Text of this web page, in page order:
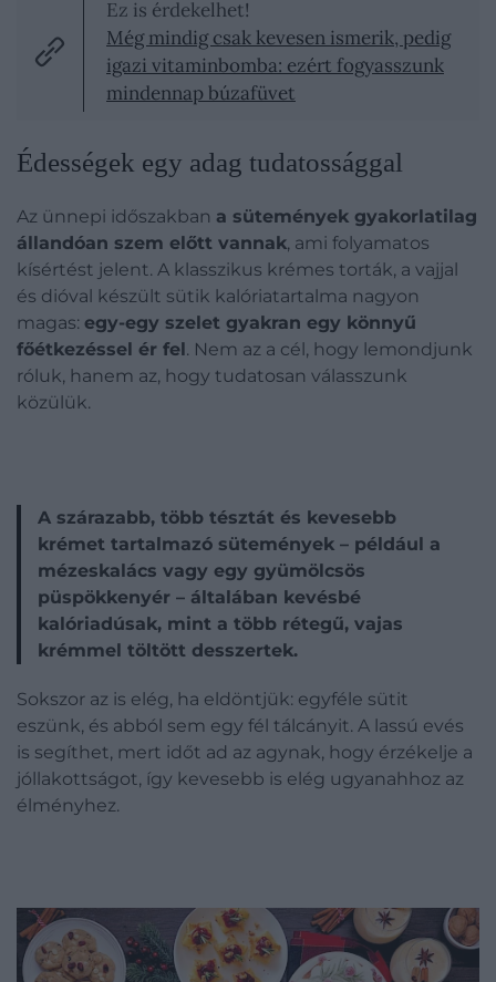
Ez is érdekelhet!
Még mindig csak kevesen ismerik, pedig
igazi vitaminbomba: ezért fogyasszunk
mindennap búzafüvet
Édességek egy adag tudatossággal
Az ünnepi időszakban a sütemények gyakorlatilag
állandóan szem előtt vannak, ami folyamatos
kísértést jelent. A klasszikus krémes torták, a vajjal
és dióval készült sütik kalóriatartalma nagyon
magas: egy-egy szelet gyakran egy könnyű
főétkezéssel ér fel. Nem az a cél, hogy lemondjunk
róluk, hanem az, hogy tudatosan válasszunk
közülük.
A szárazabb, több tésztát és kevesebb
krémet tartalmazó sütemények – például a
mézeskalács vagy egy gyümölcsös
püspökkenyér – általában kevésbé
kalóriadúsak, mint a több rétegű, vajas
krémmel töltött desszertek.
Sokszor az is elég, ha eldöntjük: egyféle sütit
eszünk, és abból sem egy fél tálcányit. A lassú evés
is segíthet, mert időt ad az agynak, hogy érzékelje a
jóllakottságot, így kevesebb is elég ugyanahhoz az
élményhez.